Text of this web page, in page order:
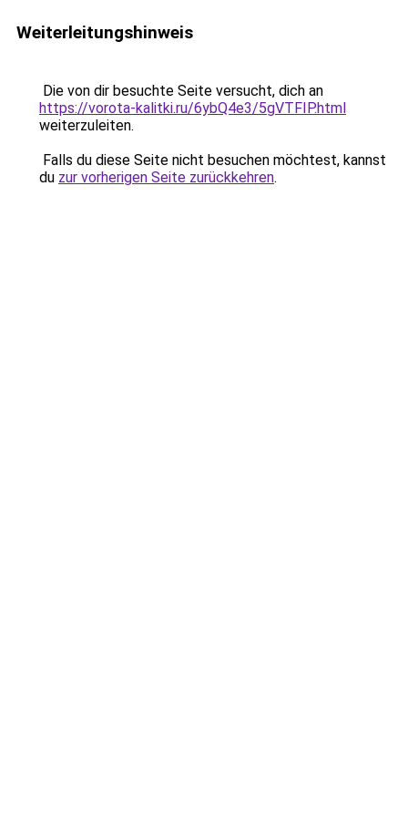
Weiterleitungshinweis
Die von dir besuchte Seite versucht, dich an
https://vorota-kalitki.ru/6ybQ4e3/5gVTFIP.html
weiterzuleiten.
Falls du diese Seite nicht besuchen möchtest, kannst
du zur vorherigen Seite zurückkehren.